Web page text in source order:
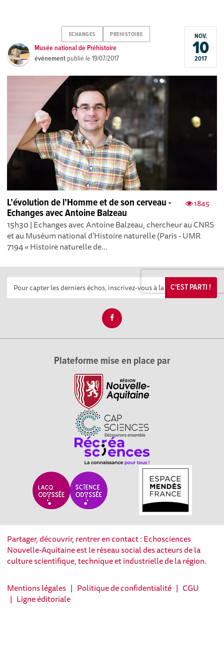
ECHANGES PREHISTOIRE
Musée national de Préhistoire
événement publié le19/07/2017
NOV.
10
2017
1845
L’évolution de l’Homme et de son cerveau -
Echanges avec Antoine Balzeau
15h30 | Echanges avec Antoine Balzeau, chercheur au CNRS
et au Muséum national d’Histoire naturelle (Paris - UMR
7194 « Histoire naturelle de...
C'EST PARTI !
Plateforme mise en place par
Partager, découvrir, rentrer en contact : Echosciences
Nouvelle-Aquitaine est le réseau social des acteurs de la
culture scientifique, technique et industrielle de la région.
Mentions légales | Politique de confidentialité | CGU
| Ligne éditoriale